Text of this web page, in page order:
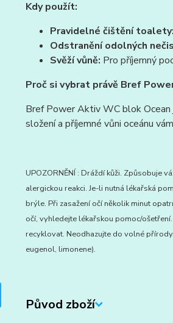
Kdy použít:
Pravidelné čištění toalety:
Odstranění odolných
Svěží vůně: Pro příjemný
Proč si vybrat právě Bref
Bref Power Aktiv WC blok Ocean
složení a příjemné vůni oceánu
UPOZORNĚNÍ : Dráždí kůži. Způsobuje
alergickou reakci. Je-li nutná lékařská
brýle. Při zasažení očí několik minut
očí, vyhledejte lékařskou pomoc/
recyklovat. Neodhazujte do volné
eugenol, limonene).
Původ zboží